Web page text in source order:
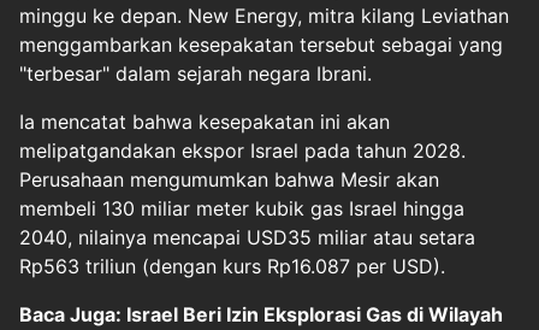
minggu ke depan. New Energy, mitra kilang Leviathan
menggambarkan kesepakatan tersebut sebagai yang
"terbesar" dalam sejarah negara Ibrani.
Ia mencatat bahwa kesepakatan ini akan
melipatgandakan ekspor Israel pada tahun 2028.
Perusahaan mengumumkan bahwa Mesir akan
membeli 130 miliar meter kubik gas Israel hingga
2040, nilainya mencapai USD35 miliar atau setara
Rp563 triliun (dengan kurs Rp16.087 per USD).
Baca Juga: Israel Beri Izin Eksplorasi Gas di Wilayah